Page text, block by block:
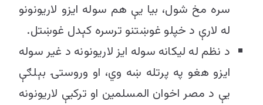
سره مخ شول، بیا یې هم سوله ایزو لاریونونو
له لارې د خپلو غوښتنو ترسره کېدل غوښتل.
د نظم له لیکانه سوله ایز لاریونونه د غیر سوله
ایزو هغو په پرتله ښه وي، او وروستۍ بېلګې
یې د مصر اخوان المسلمین او ترکیې لاریونونه